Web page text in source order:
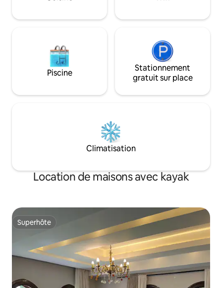
Piscine
Stationnement
gratuit sur place
Climatisation
Location de maisons avec kayak
Superhôte
Superhôte